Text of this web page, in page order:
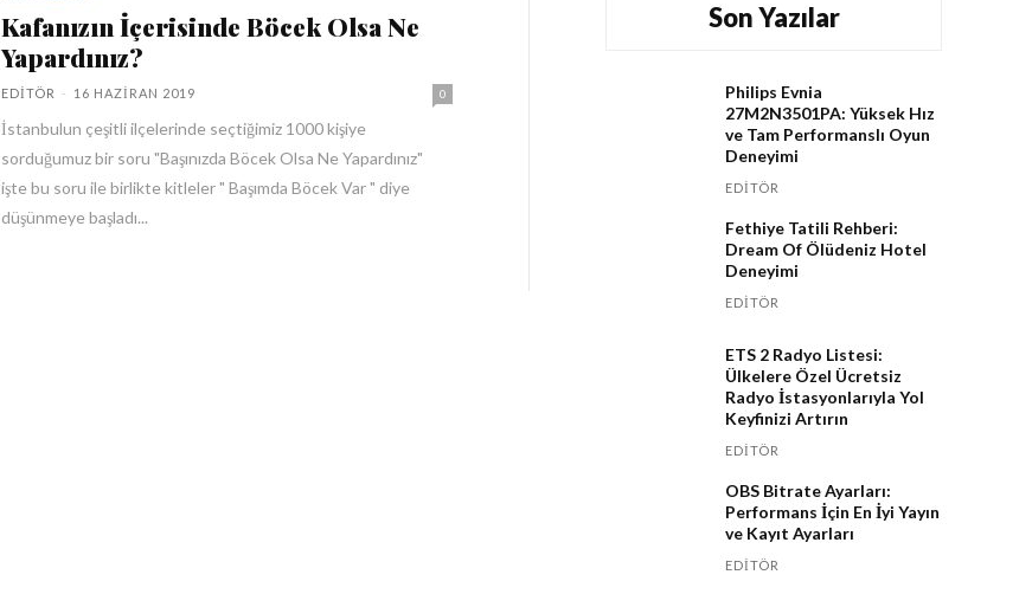
Kafanızın İçerisinde Böcek Olsa Ne
Yapardınız?
EDITÖR - 16 HAZIRAN 2019 0
İstanbulun çeşitli ilçelerinde seçtiğimiz 1000 kişiye
sorduğumuz bir soru "Başınızda Böcek Olsa Ne Yapardınız"
işte bu soru ile birlikte kitleler " Başımda Böcek Var " diye
düşünmeye başladı...
Son Yazılar
Philips Evnia
27M2N3501PA: Yüksek Hız
ve Tam Performanslı Oyun
Deneyimi
EDITÖR
Fethiye Tatili Rehberi:
Dream Of Ölüdeniz Hotel
Deneyimi
EDITÖR
ETS 2 Radyo Listesi:
Ülkelere Özel Ücretsiz
Radyo İstasyonlarıyla Yol
Keyfinizi Artırın
EDITÖR
OBS Bitrate Ayarları:
Performans İçin En İyi Yayın
ve Kayıt Ayarları
EDITÖR